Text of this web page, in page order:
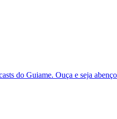
do Guiame. Ouça e seja